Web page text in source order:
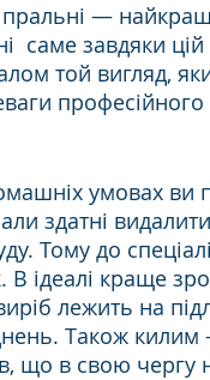
пральні —
саме завдяки
той вигляд,
умовах ви
здатні
Тому до
В ідеалі краще
лежить на
Також
що в свою чергу